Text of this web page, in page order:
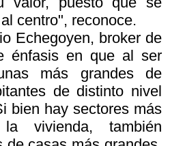
centro", reconoce.
Echegoyen, broker de
énfasis en que al ser
más grandes de
de distinto nivel
bien hay sectores más
vivienda, también